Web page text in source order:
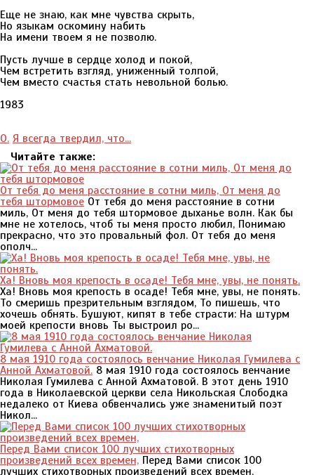
Еще не знаю, как мне чувства скрыть,
Но языкам оскомину набить
На имени твоем я не позволю.
Пусть лучше в сердце холод и покой,
Чем встретить взгляд, униженный толпой,
Чем вместо счастья стать невольной болью.
1983
О. Я всегда твердил, что...
Читайте также:
От тебя до меня расстояние в сотни миль, От меня до
тебя штормовое От тебя до меня расстояние в сотни
миль, От меня до тебя штормовое дыханье волн. Как бы
мне не хотелось, чтоб ты меня просто любил, Понимаю
прекрасно, что это провальный фол. От тебя до меня
ополч...
Ха! Вновь моя крепость в осаде! Тебя мне, увы, не понять.
Ха! Вновь моя крепость в осаде! Тебя мне, увы, не понять.
То смеришь презрительным взглядом, То пишешь, что
хочешь обнять. Бушуют, кипят в тебе страсти: На штурм
моей крепости вновь Ты выстроил ро...
8 мая 1910 года состоялось венчание Николая Гумилева с
Анной Ахматовой. 8 мая 1910 года состоялось венчание
Николая Гумилева с Анной Ахматовой. В этот день 1910
года в Николаевской церкви села Никольская Слободка
недалеко от Киева обвенчались уже знаменитый поэт
Никол...
Перед Вами список 100 лучших стихотворных
произведений всех времен, Перед Вами список 100
лучших стихотворных произведений всех времен,